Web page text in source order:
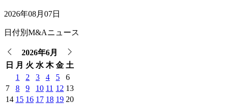
2026年08月07日
日付別M&Aニュース
2026年6月
日
月 火 水 木 金 土
1
2 3 4 5
6
7
8 9 10 11 12 13
14 15 16 17 18 19 20